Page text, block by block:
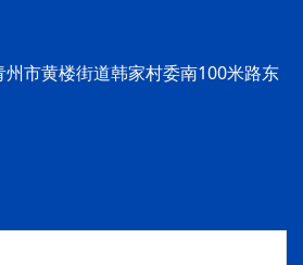
市黄楼街道韩家村委南100米路东